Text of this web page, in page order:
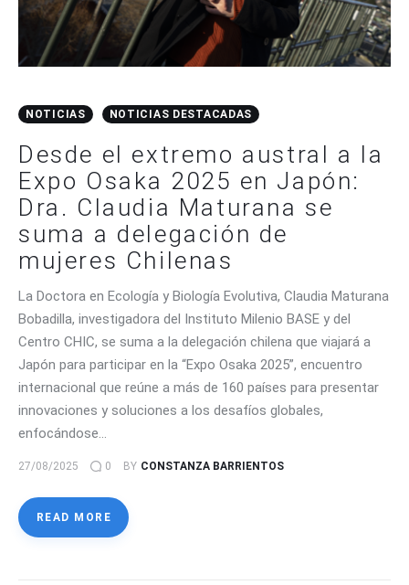
NOTICIAS NOTICIAS DESTACADAS
Desde el extremo austral a la
Expo Osaka 2025 en Japón:
Dra. Claudia Maturana se
suma a delegación de
mujeres Chilenas
La Doctora en Ecología y Biología Evolutiva, Claudia Maturana
Bobadilla, investigadora del Instituto Milenio BASE y del
Centro CHIC, se suma a la delegación chilena que viajará a
Japón para participar en la “Expo Osaka 2025”, encuentro
internacional que reúne a más de 160 países para presentar
innovaciones y soluciones a los desafíos globales,
enfocándose…
27/08/2025 0 BY CONSTANZA BARRIENTOS
READ MORE